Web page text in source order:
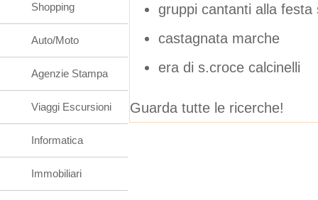
gruppi cantanti alla festa
castagnata marche
era di s.croce calcinelli
Guarda tutte le ricerche!
Shopping
Auto/Moto
Agenzie Stampa
Viaggi Escursioni
Informatica
Immobiliari